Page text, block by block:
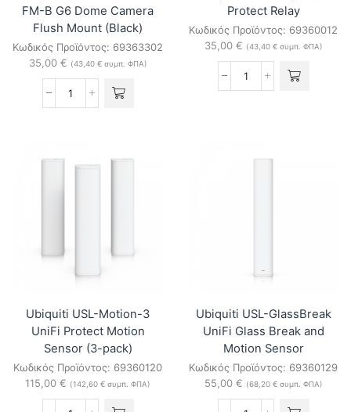
FM-B G6 Dome Camera
Flush Mount (Black)
Κωδικός Προϊόντος: 69363302
35,00 € (43,40 €συμπ. ΦΠΑ)
Ubiquiti
ποσότητα
Protect Relay
Κωδικός Προϊόντος: 69360012
35,00 € (43,40 €συμπ. ΦΠΑ)
Ubiquiti
Relay
Ubiquiti USL-Motion-3
UniFi Protect Motion
Sensor (3-pack)
Κωδικός Προϊόντος: 69360120
115,00 € (142,60 € συμπ. ΦΠΑ)
Ubiquiti USL-GlassBreak
UniFi Glass Break and
Motion Sensor
Κωδικός Προϊόντος: 69360129
55,00 € (68,20 €συμπ. ΦΠΑ)